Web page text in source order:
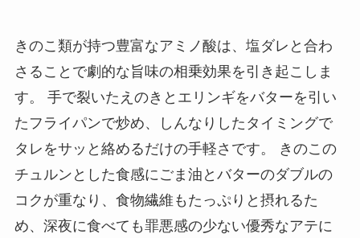
きのこ類が持つ豊富なアミノ酸は、塩ダレと合わ
さることで劇的な旨味の相乗効果を引き起こしま
す。 手で裂いたえのきとエリンギをバターを引い
たフライパンで炒め、しんなりしたタイミングで
タレをサッと絡めるだけの手軽さです。 きのこの
チュルンとした食感にごま油とバターのダブルの
コクが重なり、食物繊維もたっぷりと摂れるた
め、深夜に食べても罪悪感の少ない優秀なアテに